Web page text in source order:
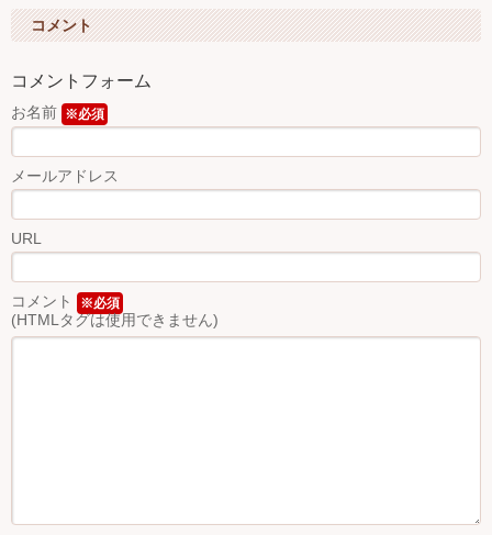
コメント
コメントフォーム
お名前 ※必須
メールアドレス
URL
コメント ※必須
(HTMLタグは使用できません)